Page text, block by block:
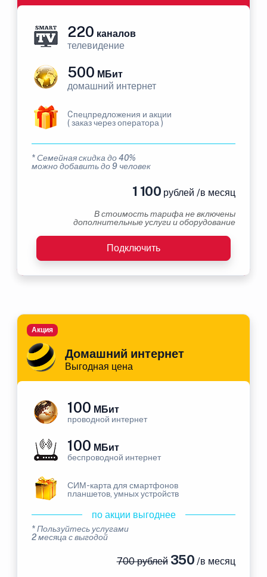
220 каналов
телевидение
500 МБит
домашний интернет
Cпецпредложения и акции
( заказ через оператора )
* Семейная скидка до 40%
можно добавить до 9 человек
1 100 рублей /в месяц
В стоимость тарифа не включены
дополнительные услуги и оборудование
Подключить
Домашний интернет
Выгодная цена
Акция
100 МБит
проводной интернет
100 МБит
беспроводной интернет
СИМ-карта для смартфонов
планшетов, умных устройств
по акции выгоднее
* Пользуйтесь услугами
2 месяца с выгодой
700 рублей350 /в месяц